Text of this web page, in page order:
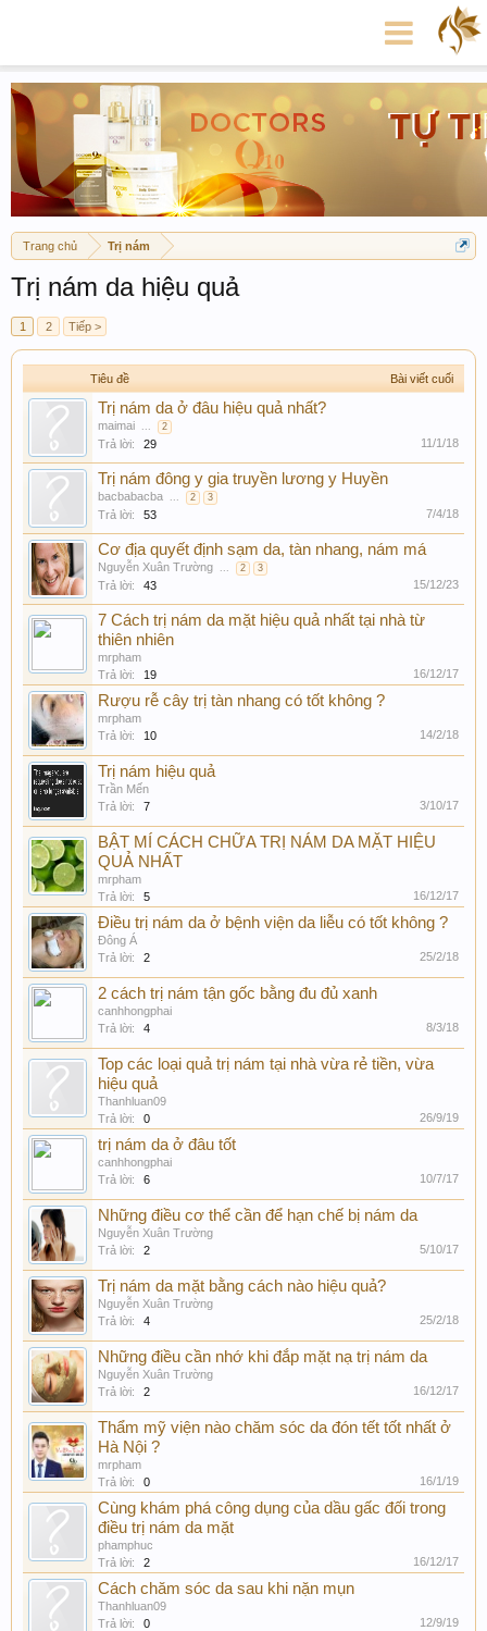
Trang chủ Trị nám
Trị nám da hiệu quả
1 2 Tiếp >
Tiêu đề Bài viết cuối
Trị nám da ở đâu hiệu quả nhất?
maimai ... 2
Trả lời: 29 11/1/18
Trị nám đông y gia truyền lương y Huyền
bacbabacba ... 2 3
Trả lời: 53 7/4/18
Cơ địa quyết định sạm da, tàn nhang, nám má
Nguyễn Xuân Trường ... 2 3
Trả lời: 43 15/12/23
7 Cách trị nám da mặt hiệu quả nhất tại nhà từ
thiên nhiên
mrpham
Trả lời:
19 16/12/17
Rượu rễ cây trị tàn nhang có tốt không ?
mrpham
Trả lời:
10 14/2/18
Trị nám hiệu quả
Trần Mến
Trả lời:
7 3/10/17
BẬT MÍ CÁCH CHỮA TRỊ NÁM DA MẶT HIỆU
QUẢ NHẤT
mrpham
Trả lời:
5 16/12/17
Điều trị nám da ở bệnh viện da liễu có tốt không ?
Đông Á
Trả lời:
2 25/2/18
2 cách trị nám tận gốc bằng đu đủ xanh
canhhongphai
Trả lời:
4 8/3/18
Top các loại quả trị nám tại nhà vừa rẻ tiền, vừa
hiệu quả
Thanhluan09
Trả lời:
0 26/9/19
trị nám da ở đâu tốt
canhhongphai
Trả lời:
6 10/7/17
Những điều cơ thể cần để hạn chế bị nám da
Nguyễn Xuân Trường
Trả lời:
2 5/10/17
Trị nám da mặt bằng cách nào hiệu quả?
Nguyễn Xuân Trường
Trả lời:
4 25/2/18
Những điều cần nhớ khi đắp mặt nạ trị nám da
Nguyễn Xuân Trường
Trả lời:
2 16/12/17
Thẩm mỹ viện nào chăm sóc da đón tết tốt nhất ở
Hà Nội ?
mrpham
Trả lời:
0 16/1/19
Cùng khám phá công dụng của dầu gấc đối trong
điều trị nám da mặt
phamphuc
Trả lời:
2 16/12/17
Cách chăm sóc da sau khi nặn mụn
Thanhluan09
Trả lời:
0 12/9/19